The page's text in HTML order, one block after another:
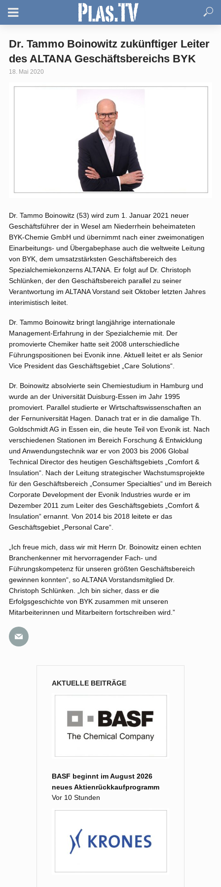
Dr. Tammo Boinowitz zukünftiger Leiter
des ALTANA Geschäftsbereichs BYK
18. Mai 2020
Dr. Tammo Boinowitz (53) wird zum 1. Januar 2021 neuer
Geschäftsführer der in Wesel am Niederrhein beheimateten
BYK-Chemie GmbH und übernimmt nach einer zweimonatigen
Einarbeitungs- und Übergabephase auch die weltweite Leitung
von BYK, dem umsatzstärksten Geschäftsbereich des
Spezialchemiekonzerns ALTANA. Er folgt auf Dr. Christoph
Schlünken, der den Geschäftsbereich parallel zu seiner
Verantwortung im ALTANA Vorstand seit Oktober letzten Jahres
interimistisch leitet.
Dr. Tammo Boinowitz bringt langjährige internationale
Management-Erfahrung in der Spezialchemie mit. Der
promovierte Chemiker hatte seit 2008 unterschiedliche
Führungspositionen bei Evonik inne. Aktuell leitet er als Senior
Vice President das Geschäftsgebiet „Care Solutions“.
Dr. Boinowitz absolvierte sein Chemiestudium in Hamburg und
wurde an der Universität Duisburg-Essen im Jahr 1995
promoviert. Parallel studierte er Wirtschaftswissenschaften an
der Fernuniversität Hagen. Danach trat er in die damalige Th.
Goldschmidt AG in Essen ein, die heute Teil von Evonik ist. Nach
verschiedenen Stationen im Bereich Forschung & Entwicklung
und Anwendungstechnik war er von 2003 bis 2006 Global
Technical Director des heutigen Geschäftsgebiets „Comfort &
Insulation“. Nach der Leitung strategischer Wachstumsprojekte
für den Geschäftsbereich „Consumer Specialties“ und im Bereich
Corporate Development der Evonik Industries wurde er im
Dezember 2011 zum Leiter des Geschäftsgebiets „Comfort &
Insulation“ ernannt. Von 2014 bis 2018 leitete er das
Geschäftsgebiet „Personal Care“.
„Ich freue mich, dass wir mit Herrn Dr. Boinowitz einen echten
Branchenkenner mit hervorragender Fach- und
Führungskompetenz für unseren größten Geschäftsbereich
gewinnen konnten“, so ALTANA Vorstandsmitglied Dr.
Christoph Schlünken. „Ich bin sicher, dass er die
Erfolgsgeschichte von BYK zusammen mit unseren
Mitarbeiterinnen und Mitarbeitern fortschreiben wird.”
AKTUELLE BEITRÄGE
BASF beginnt im August 2026
neues Aktienrückkaufprogramm
Vor 10 Stunden